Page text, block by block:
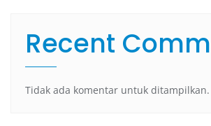
Recent
Tidak ada komentar untuk ditampilkan.